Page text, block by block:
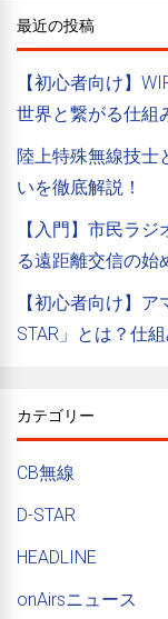
最近の投稿
【初心者向け】
世界と繋がる仕組
陸上特殊無線技士
いを徹底解説！
【入門】市民ラ
る遠距離交信の始
【初心者向け】
STAR」とは？仕
カテゴリー
CB無線
D-STAR
HEADLINE
onAirsニュース